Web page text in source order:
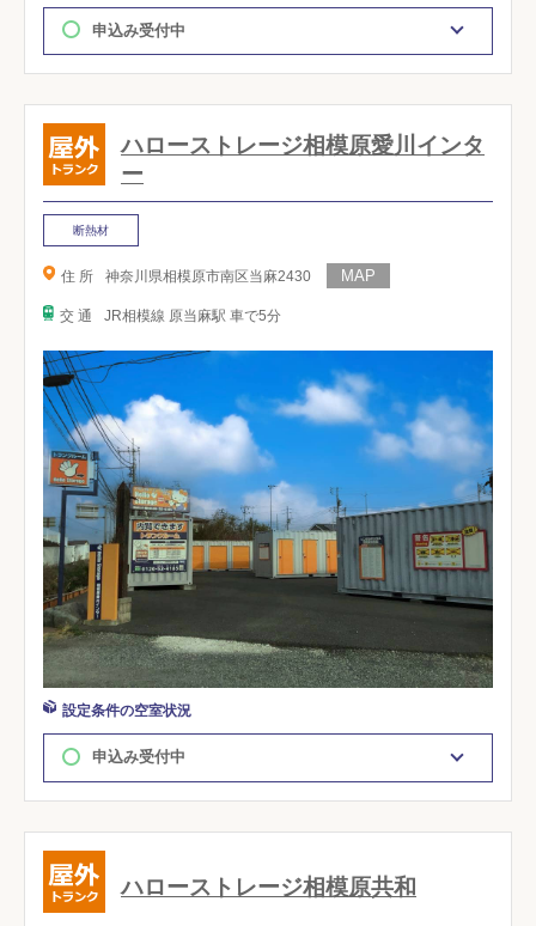
申込み受付中
ハローストレージ相模原愛川インタ
ー
断熱材
住 所 神奈川県相模原市南区当麻2430
交 通 JR相模線 原当麻駅 車で5分
設定条件の空室状況
申込み受付中
ハローストレージ相模原共和